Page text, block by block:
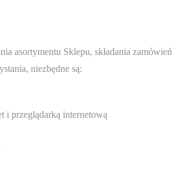
asortymentu Sklepu, składania zamówień
niezbędne są:
i przeglądarką internetową